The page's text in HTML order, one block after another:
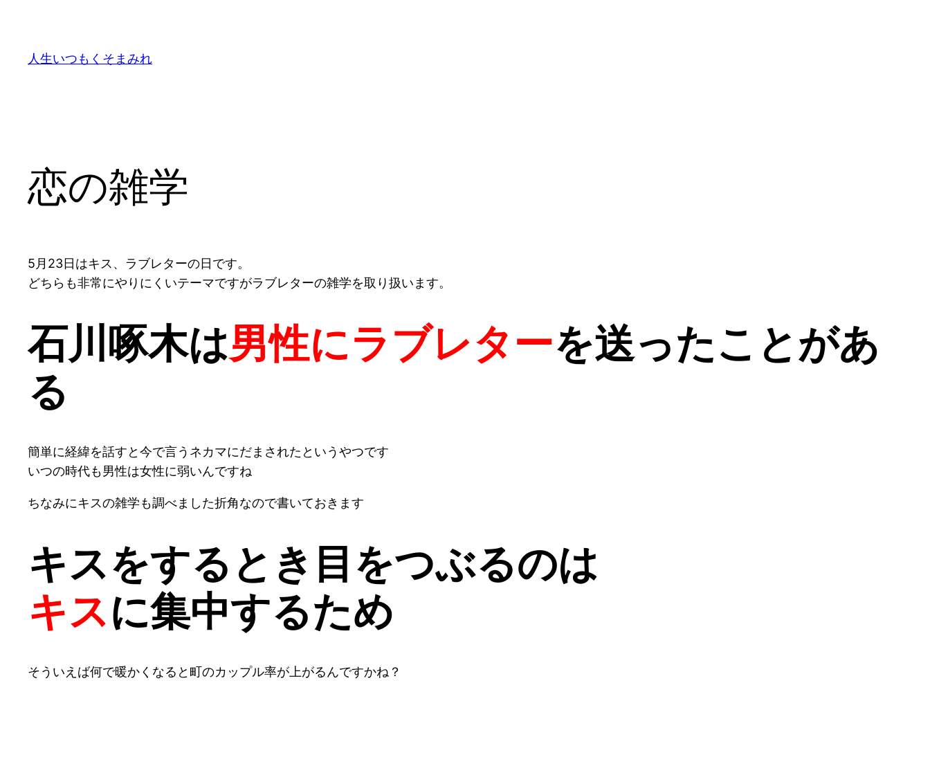
人生いつもくそまみれ
恋の雑学
5月23日はキス、ラブレターの日です。
どちらも非常にやりにくいテーマですがラブレターの雑学を取り扱います。
石川啄木は男性にラブレターを送ったことがあ
る
簡単に経緯を話すと今で言うネカマにだまされたというやつです
いつの時代も男性は女性に弱いんですね
ちなみにキスの雑学も調べました折角なので書いておきます
キスをするとき目をつぶるのは
キスに集中するため
そういえば何で暖かくなると町のカップル率が上がるんですかね？